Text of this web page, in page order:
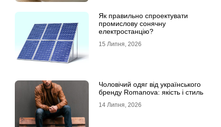
Як правильно спроектувати
промислову сонячну
електростанцію?
15 Липня, 2026
Чоловічий одяг від українського
бренду Romanova: якість і стиль
14 Липня, 2026